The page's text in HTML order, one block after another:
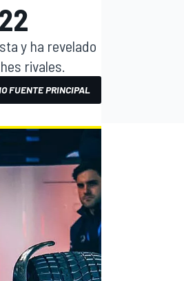
y ha revelado
rivales.
FUENTE PRINCIPAL